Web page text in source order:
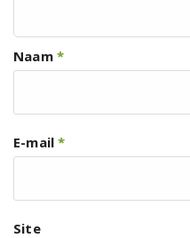
Naam *
E-mail*
Site